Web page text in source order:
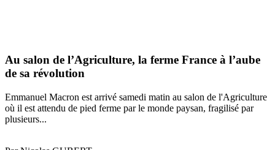
Au salon de l’Agriculture, la ferme France à l’aube
de sa révolution
Emmanuel Macron est arrivé samedi matin au salon de l'Agriculture
où il est attendu de pied ferme par le monde paysan, fragilisé par
plusieurs...